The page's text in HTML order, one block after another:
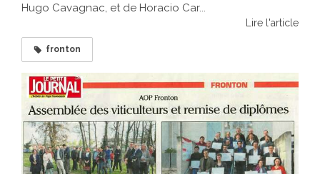
Hugo Cavagnac, et de Horacio Car...
Lire l'article
fronton